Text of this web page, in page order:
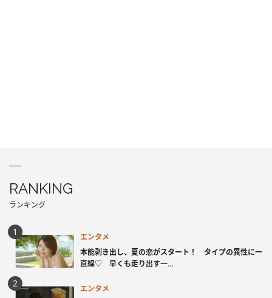
RANKING
ランキング
エンタメ
本能剥き出し、夏の恋がスタート！ タイプの異性に一
直線♡ 早くも走り出す一...
エンタメ